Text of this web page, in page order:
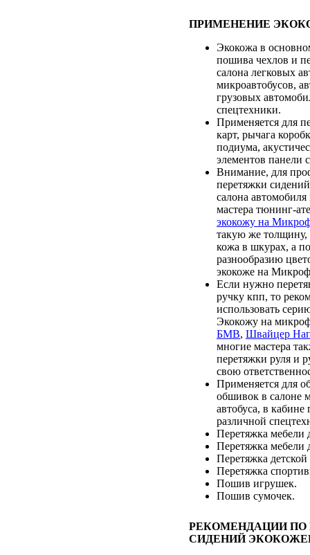
ПРИМЕНЕНИЕ
Экокожа в
пошива чехлов и
салона легковых
микроавтобусов,
грузовых
спецтехники.
Применяется для
карт, рычага
подиума,
элементов панели
Внимание, для
перетяжки
салона автомобиля
мастера тюнинг-
экокожу на
такую же толщину,
кожа в шкурах, а
разнообразию
экокоже на
Если нужно
ручку кпп, то
использовать
Экокожу на
БМВ, Швайцер
многие мастера
перетяжки руля и
свою
Применяется для
обшивок в салоне
автобуса, в
различной
Перетяжка мебели
Перетяжка мебели
Перетяжка
Перетяжка
Пошив игрушек.
Пошив сумочек.
РЕКОМЕНДАЦИИ ПО
СИДЕНИЙ